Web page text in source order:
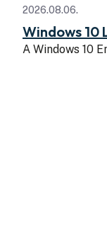
2026.08.06.
Windows 10
A Windows 10